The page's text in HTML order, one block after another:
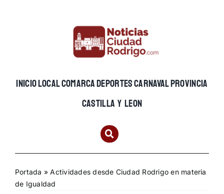
INICIOLOCALCOMARCADEPORTESCARNAVALPROVINCIA
CASTILLA Y LEON
Portada »Actividades desde Ciudad Rodrigo en materia
de Igualdad